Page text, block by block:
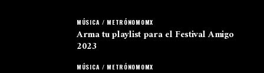
MÚSICA / METRÓNOMOMX
Arma tu playlist para el Festival Amigo
2023
MÚSICA / METRÓNOMOMX